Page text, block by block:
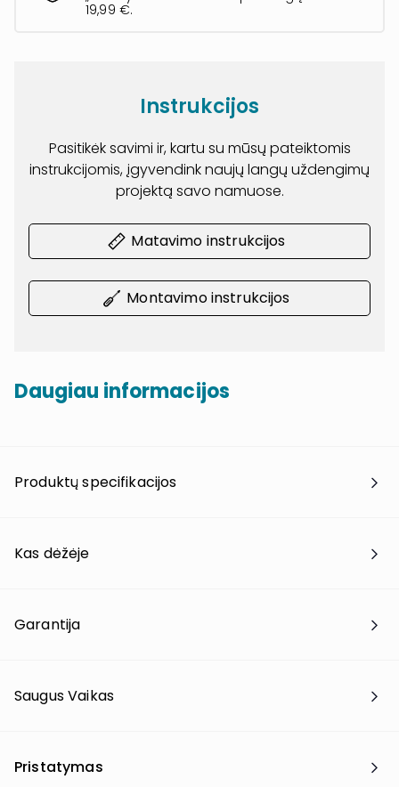
19,99 €.
Instrukcijos
Pasitikėk savimi ir, kartu su mūsų pateiktomis
instrukcijomis, įgyvendink naujų langų uždengimų
projektą savo namuose.
Matavimo instrukcijos
Montavimo instrukcijos
Daugiau informacijos
Produktų specifikacijos
Kas dėžėje
Garantija
Saugus Vaikas
Pristatymas